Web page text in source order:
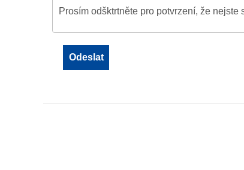
Prosím odšktrtněte pro potvrzení, že nejste